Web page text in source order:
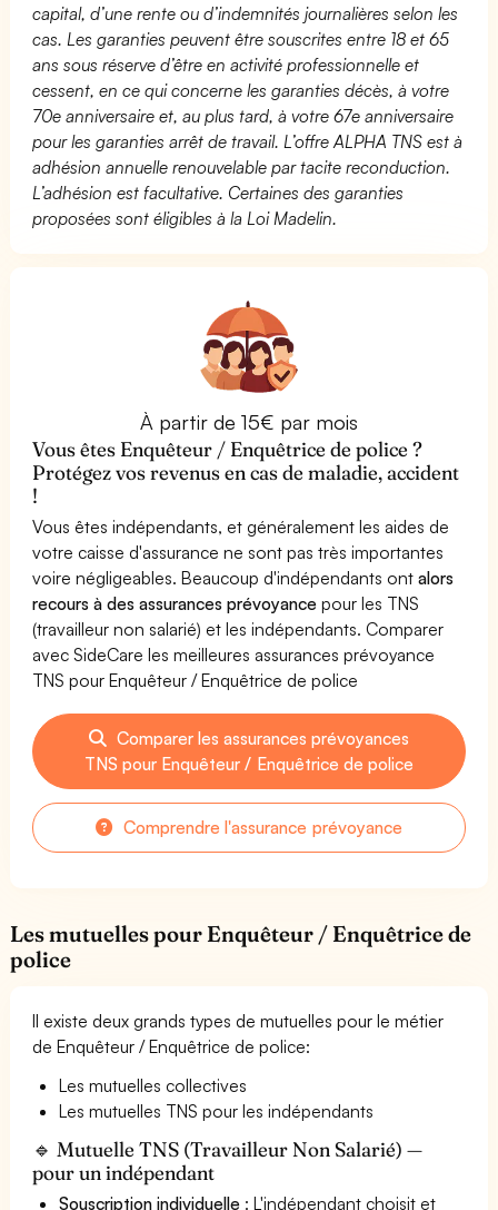
capital, d’une rente ou d’indemnités journalières selon les
cas. Les garanties peuvent être souscrites entre 18 et 65
ans sous réserve d’être en activité professionnelle et
cessent, en ce qui concerne les garanties décès, à votre
70e anniversaire et, au plus tard, à votre 67e anniversaire
pour les garanties arrêt de travail. L’offre ALPHA TNS est à
adhésion annuelle renouvelable par tacite reconduction.
L’adhésion est facultative. Certaines des garanties
proposées sont éligibles à la Loi Madelin.
À partir de 15€ par mois
Vous êtes Enquêteur / Enquêtrice de police ?
Protégez vos revenus en cas de maladie, accident
!
Vous êtes indépendants, et généralement les aides de
votre caisse d'assurance ne sont pas très importantes
voire négligeables. Beaucoup d'indépendants ontalors
recours à des assurances prévoyance pour les TNS
(travailleur non salarié) et les indépendants. Comparer
avec SideCare les meilleures assurances prévoyance
TNS pour Enquêteur / Enquêtrice de police
Comparer les assurances prévoyances
TNS pour Enquêteur / Enquêtrice de police
Comprendre l'assurance prévoyance
Les mutuelles pour Enquêteur / Enquêtrice de
police
Il existe deux grands types de mutuelles pour le métier
de Enquêteur / Enquêtrice de police:
Les mutuelles collectives
Les mutuelles TNS pour les indépendants
🔹 Mutuelle TNS (Travailleur Non Salarié) —
pour un indépendant
Souscription individuelle : L'indépendant choisit et